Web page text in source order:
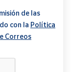
de las
con la Política
Correos